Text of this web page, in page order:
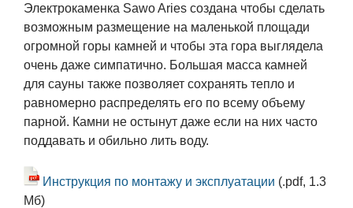
Электрокаменка Sawo Aries создана чтобы сделать
возможным размещение на маленькой площади
огромной горы камней и чтобы эта гора выглядела
очень даже симпатично. Большая масса камней
для сауны также позволяет сохранять тепло и
равномерно распределять его по всему объему
парной. Камни не остынут даже если на них часто
поддавать и обильно лить воду.
Инструкция по монтажу и эксплуатации (.pdf, 1.3
Мб)